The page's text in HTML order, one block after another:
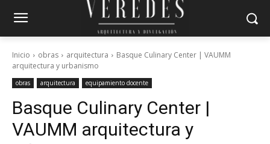
Inicio obras arquitectura
Basque Culinary Center | VAUMM
arquitectura y urbanismo
obras arquitectura equipamiento docente
Basque Culinary Center |
VAUMM arquitectura y